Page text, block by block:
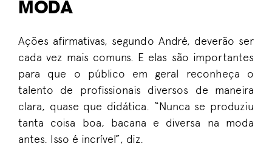
MODA
Ações afirmativas, segundo André, deverão ser
cada vez mais comuns. E elas são importantes
para que o público em geral reconheça o
talento de profissionais diversos de maneira
clara, quase que didática. “Nunca se produziu
tanta coisa boa, bacana e diversa na moda
antes. Isso é incrível”, diz.